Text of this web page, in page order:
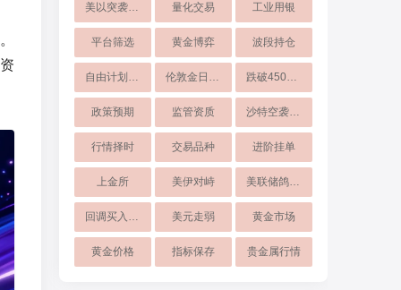
美以突袭伊朗 量化交易 工业用银
平台筛选 黄金博弈 波段持仓
自由计划暂停 伦敦金日内波段 跌破4500美元
政策预期 监管资质 沙特空袭伊朗
行情择时 交易品种 进阶挂单
上金所 美伊对峙 美联储鸽派预期
回调买入技巧 美元走弱 黄金市场
黄金价格 指标保存​ 贵金属行情